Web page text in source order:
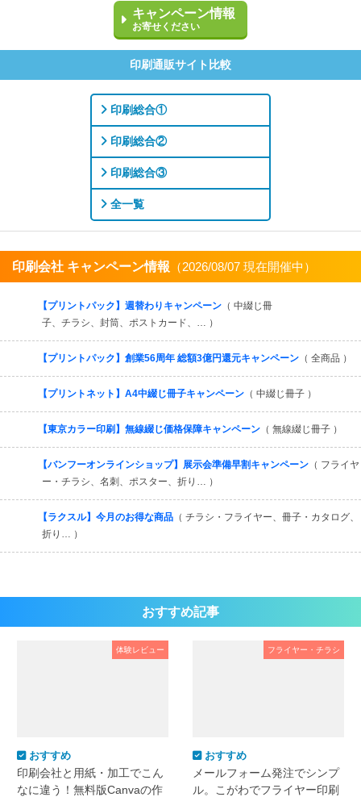
キャンペーン情報
お寄せください
印刷通販サイト比較
印刷総合①
印刷総合②
印刷総合③
全一覧
印刷会社 キャンペーン情報 （2026/08/07 現在開催中）
【プリントパック】週替わりキャンペーン （ 中綴じ冊
子、チラシ、封筒、ポストカード、… ）
【プリントパック】創業56周年 総額3億円還元キャンペーン （ 全商品 ）
【プリントネット】A4中綴じ冊子キャンペーン （ 中綴じ冊子 ）
【東京カラー印刷】無線綴じ価格保障キャンペーン （ 無線綴じ冊子 ）
【バンフーオンラインショップ】展示会準備早割キャンペーン （ フライヤ
ー・チラシ、名刺、ポスター、折り… ）
【ラクスル】今月のお得な商品 （ チラシ・フライヤー、冊子・カタログ、
折り… ）
おすすめ記事
体験レビュー
おすすめ
印刷会社と用紙・加工でこん
なに違う！無料版Canvaの作
フライヤー・チラシ
おすすめ
メールフォーム発注でシンプ
ル。こがわでフライヤー印刷